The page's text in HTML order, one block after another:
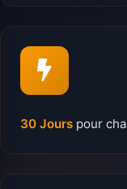
30 Jours pour